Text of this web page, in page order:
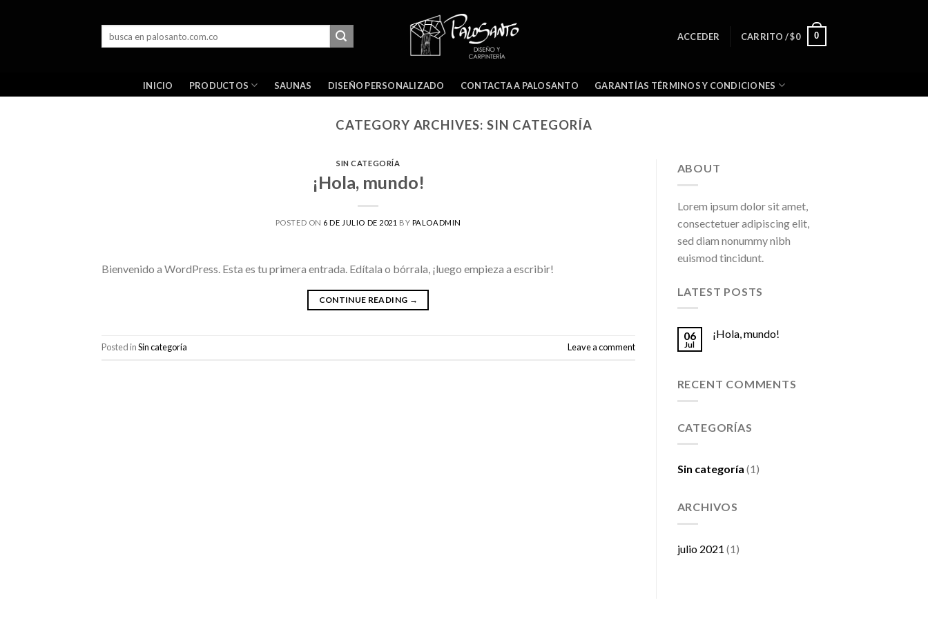
ACCEDER CARRITO /$0 0
INICIO PRODUCTOS SAUNAS DISEÑO PERSONALIZADO CONTACTA A PALOSANTO GARANTÍAS TÉRMINOS Y CONDICIONES
CATEGORY ARCHIVES: SIN CATEGORÍA
SIN CATEGORÍA
¡Hola, mundo!
POSTED ON 6 DE JULIO DE 2021 BY PALOADMIN
Bienvenido a WordPress. Esta es tu primera entrada. Edítala o bórrala, ¡luego empieza a escribir!
CONTINUE READING →
Posted inSin categoría Leave a comment
ABOUT
Lorem ipsum dolor sit amet,
consectetuer adipiscing elit,
sed diam nonummy nibh
euismod tincidunt.
LATEST POSTS
06
Jul
¡Hola, mundo!
RECENT COMMENTS
CATEGORÍAS
Sin categoría (1)
ARCHIVOS
julio 2021 (1)